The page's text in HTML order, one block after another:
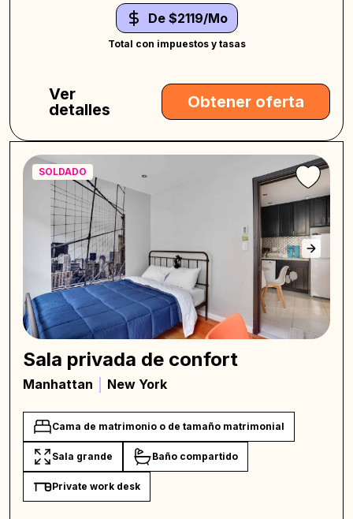
De $2119/Mo
Total con impuestos y tasas
Ver
detalles
Obtener oferta
SOLDADO
Sala privada de confort
Manhattan New York
Cama de matrimonio o de tamaño matrimonial
Sala grande Baño compartido
Private work desk